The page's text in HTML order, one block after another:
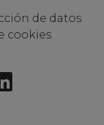
de datos
cookies